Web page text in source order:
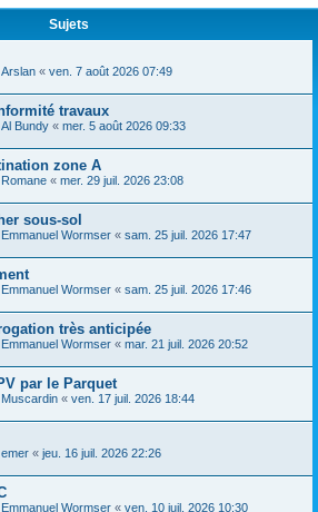
r
Sujets
Arslan « ven. 7 août 2026 07:49
travaux
Al Bundy « mer. 5 août 2026 09:33
zone A
Romane « mer. 29 juil. 2026 23:08
sous-sol
Emmanuel Wormser « sam. 25 juil. 2026 17:47
Emmanuel Wormser « sam. 25 juil. 2026 17:46
très anticipée
Emmanuel Wormser « mar. 21 juil. 2026 20:52
par le Parquet
Muscardin « ven. 17 juil. 2026 18:44
emer « jeu. 16 juil. 2026 22:26
Emmanuel Wormser « ven. 10 juil. 2026 10:30